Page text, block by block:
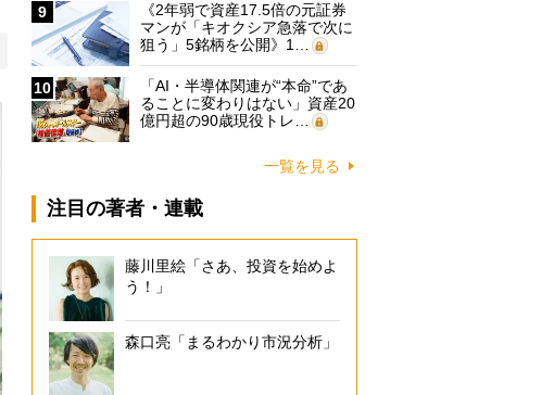
9
《2年弱で資産17.5倍の元証券
マンが「キオクシア急落で次に
狙う」5銘柄を公開》1…
10
「AI・半導体関連が“本命”であ
ることに変わりはない」資産20
億円超の90歳現役トレ…
一覧を見る
注目の著者・連載
藤川里絵「さあ、投資を始めよ
う！」
森口亮「まるわかり市況分析」